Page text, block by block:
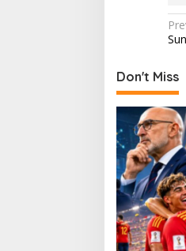
P
o
s
t
n
a
v
i
g
a
Don't Miss